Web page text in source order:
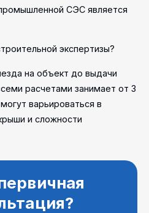
СЭС является
экспертизы?
на объект до выдачи
расчетами занимает от 3
варьироваться в
и сложности